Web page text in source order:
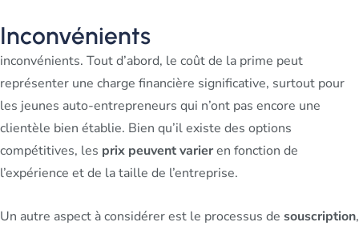
Inconvénients
inconvénients. Tout d’abord, le coût de la prime peut
représenter une charge financière significative, surtout pour
les jeunes auto-entrepreneurs qui n’ont pas encore une
clientèle bien établie. Bien qu’il existe des options
compétitives, les prix peuvent varieren fonction de
l’expérience et de la taille de l’entreprise.
Un autre aspect à considérer est le processus de souscription,